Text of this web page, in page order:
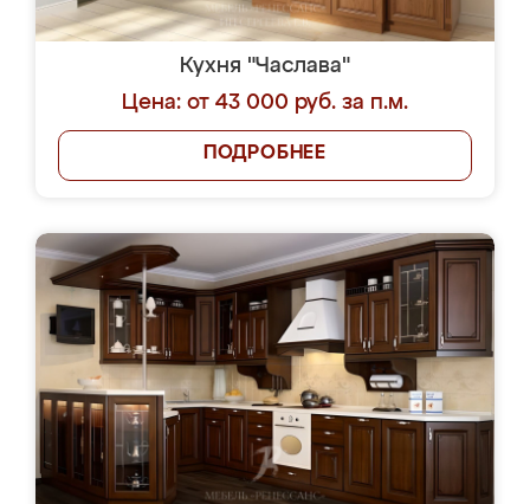
Кухня "Часлава"
Цена: от 43 000 руб. за п.м.
ПОДРОБНЕЕ